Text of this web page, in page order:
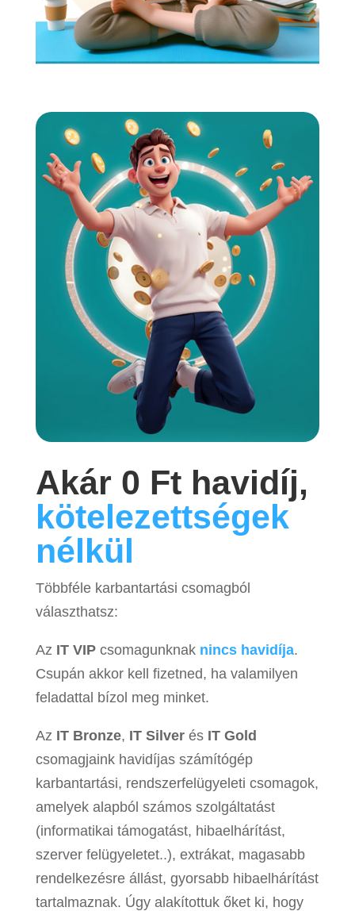
Akár 0 Ft havidíj,
kötelezettségek
nélkül
Többféle karbantartási csomagból
választhatsz:
Az IT VIPcsomagunknak nincs havidíja.
Csupán akkor kell fizetned, ha valamilyen
feladattal bízol meg minket.
Az IT Bronze, IT Silverés IT Gold
csomagjaink havidíjas számítógép
karbantartási, rendszerfelügyeleti csomagok,
amelyek alapból számos szolgáltatást
(informatikai támogatást, hibaelhárítást,
szerver felügyeletet..), extrákat, magasabb
rendelkezésre állást, gyorsabb hibaelhárítást
tartalmaznak. Úgy alakítottuk őket ki, hogy